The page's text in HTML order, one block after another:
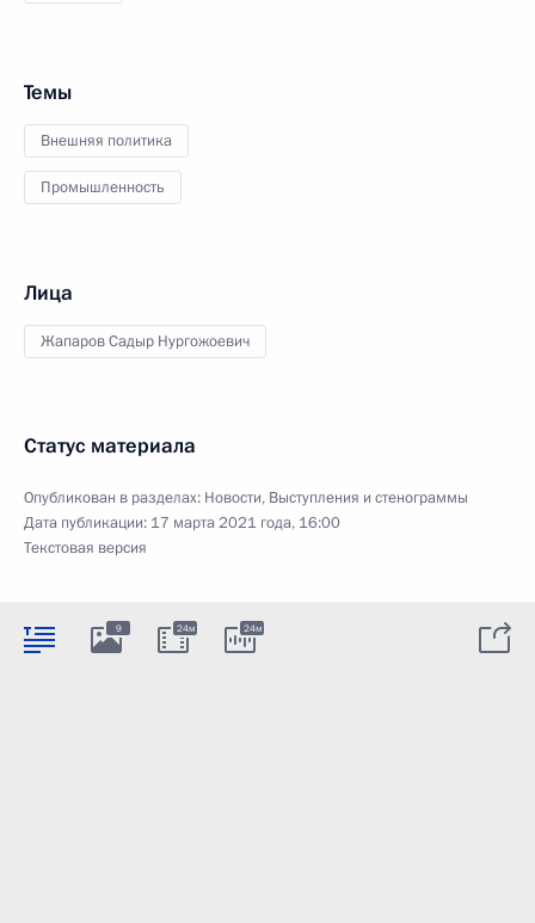
Темы
Внешняя политика
Промышленность
Лица
Жапаров Садыр Нургожоевич
Статус материала
Опубликован в разделах: Новости, Выступления и стенограммы
Дата публикации: 17 марта 2021 года, 16:00
Текстовая версия
9 24м 24м